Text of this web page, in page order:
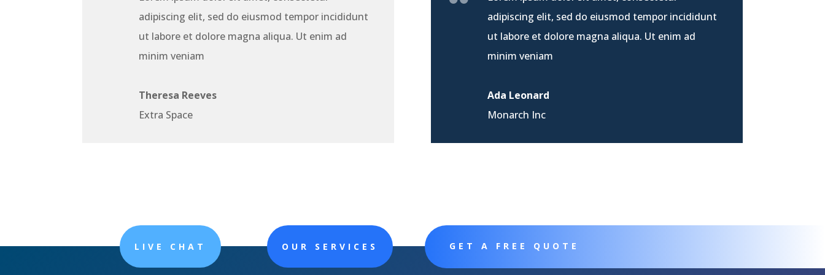
adipiscing elit, sed do eiusmod tempor incididunt
ut labore et dolore magna aliqua. Ut enim ad
minim veniam
Theresa Reeves
Extra Space
adipiscing elit, sed do eiusmod tempor incididunt
ut labore et dolore magna aliqua. Ut enim ad
minim veniam
Ada Leonard
Monarch Inc
LIVE CHAT OUR SERVICES GET A FREE QUOTE